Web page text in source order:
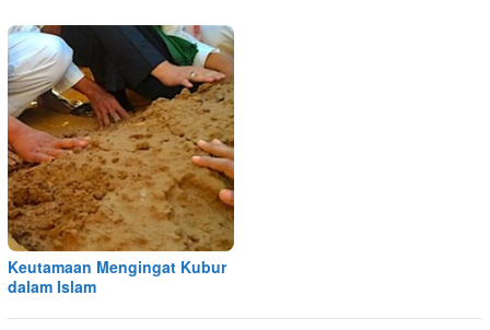
Keutamaan Mengingat Kubur
dalam Islam